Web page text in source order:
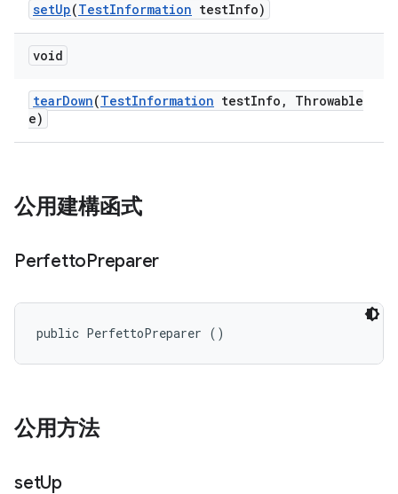
setUp(TestInformation testInfo)
void
tearDown(TestInformation testInfo ,
Throwable
e)
公用建構函式
PerfettoPreparer
public PerfettoPreparer ()
公用方法
setUp